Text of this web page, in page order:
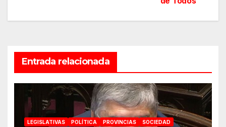
Entrada relacionada
LEGISLATIVAS POLÍTICA PROVINCIAS SOCIEDAD